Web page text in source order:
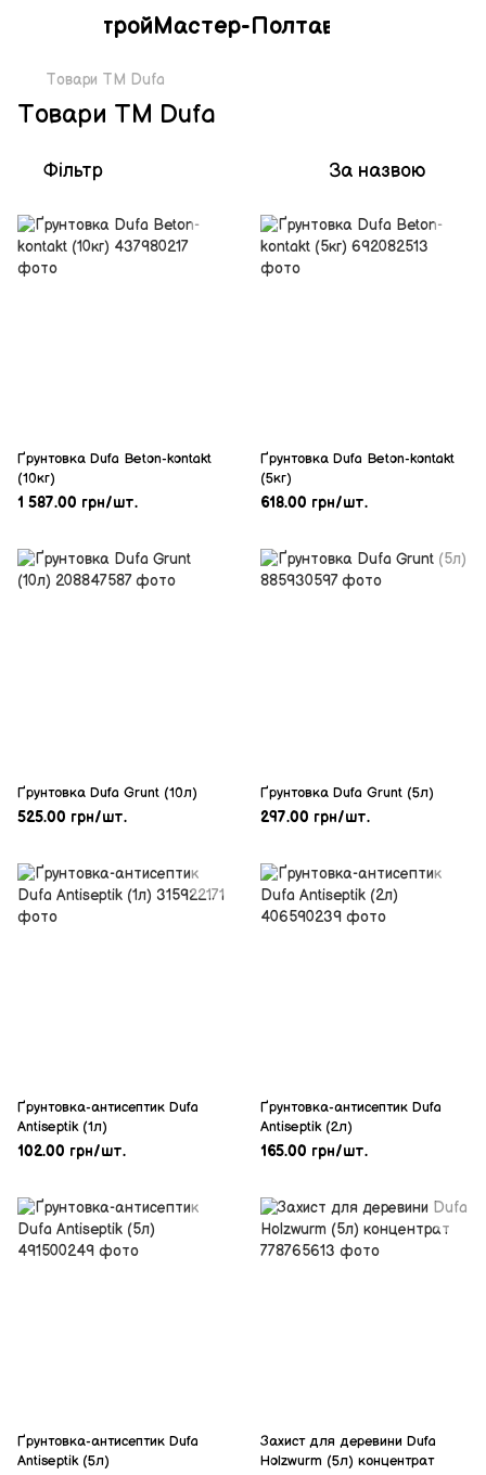
СтройМастер-Полтава
Товари ТМ Dufa
Товари ТМ Dufa
Фільтр За назвою
Ґрунтовка Dufa Beton-kontakt
(10кг)
1 587.00 грн/шт.
Ґрунтовка Dufa Beton-kontakt
(5кг)
618.00 грн/шт.
Ґрунтовка Dufa Grunt (10л)
525.00 грн/шт.
Ґрунтовка Dufa Grunt (5л)
297.00 грн/шт.
Ґрунтовка-антисептик Dufa
Antiseptik (1л)
102.00 грн/шт.
Ґрунтовка-антисептик Dufa
Antiseptik (2л)
165.00 грн/шт.
Ґрунтовка-антисептик Dufa
Antiseptik (5л)
Захист для деревини Dufa
Holzwurm (5л) концентрат